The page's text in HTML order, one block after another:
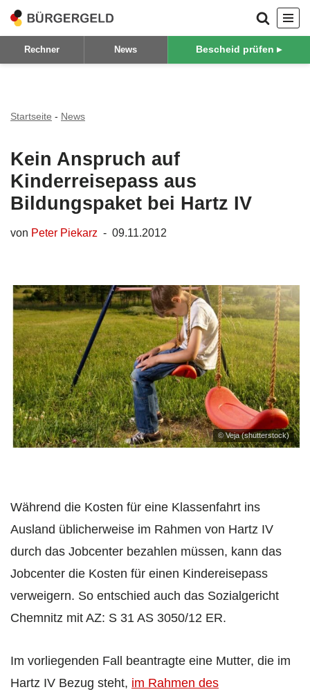
Zum
Inhalt
Rechner News Bescheid prüfen ▸
Startseite - News
Kein Anspruch auf
Kinderreisepass aus
Bildungspaket bei Hartz IV
von Peter Piekarz 09.11.2012
© Veja (shutterstock)
Während die Kosten für eine Klassenfahrt ins
Ausland üblicherweise im Rahmen von Hartz IV
durch das Jobcenter bezahlen müssen, kann das
Jobcenter die Kosten für einen Kindereisepass
verweigern. So entschied auch das Sozialgericht
Chemnitz mit AZ: S 31 AS 3050/12 ER.
Im vorliegenden Fall beantragte eine Mutter, die im
Hartz IV Bezug steht, im Rahmen des